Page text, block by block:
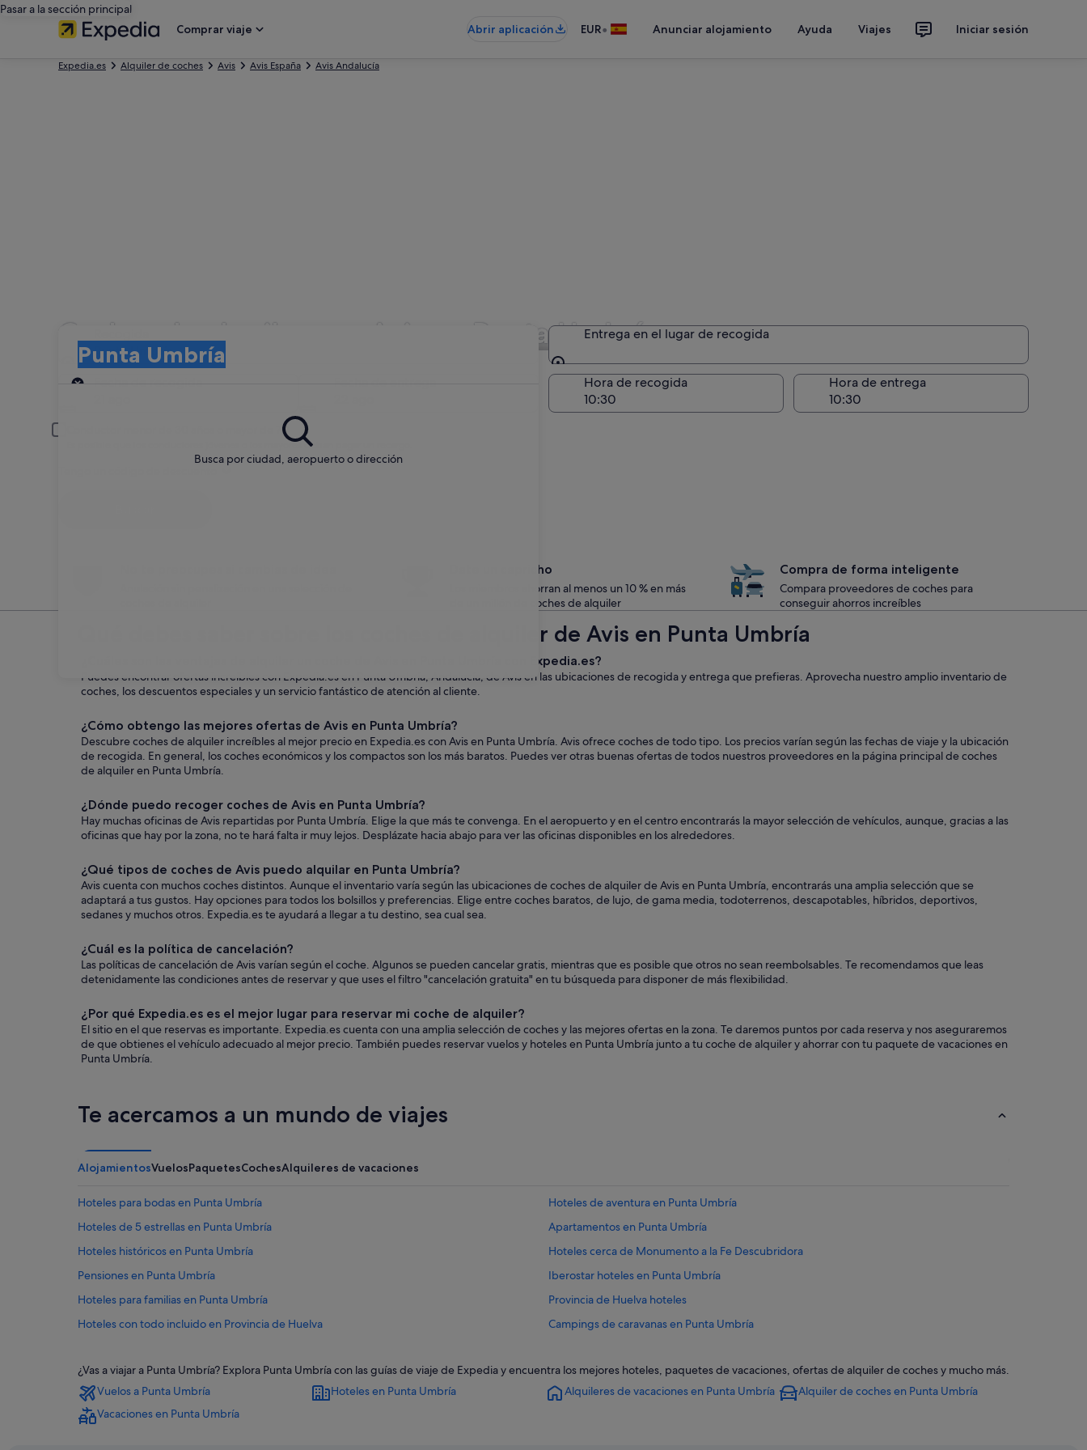
Pasar a la sección principal
Comprar viaje
Abrir aplicación EUR• Anunciar alojamiento Ayuda Viajes Iniciar sesión
Expedia.es Alquiler de coches Avis Avis España Avis Andalucía
Coches de alquiler con Avis en Punta Umbría
Busca por ciudad, aeropuerto o dirección
Punta Umbría
Recogida
Entrega en el lugar de recogida
Entrega en el lugar de recogida
Hora de recogida Hora de entrega
Conductor menor de 30 años o mayor de 70
Es posible que los conductores jóvenes o los mayores deban pagar un recargo.
Date un capricho
Los miembros ahorran al menos un 10 % en más
de un millón de coches de alquiler
Compra de forma inteligente
Compara proveedores de coches para
conseguir ahorros increíbles
Qué debes saber sobre los coches de alquiler de Avis en Punta Umbría
¿Cuáles son las ventajas de alquilar un coche de Avis en Punta Umbría con Expedia.es?
Puedes encontrar ofertas increíbles con Expedia.es en Punta Umbría, Andalucía, de Avis en las ubicaciones de recogida y entrega que prefieras. Aprovecha nuestro amplio inventario de
coches, los descuentos especiales y un servicio fantástico de atención al cliente.
¿Cómo obtengo las mejores ofertas de Avis en Punta Umbría?
Descubre coches de alquiler increíbles al mejor precio en Expedia.es con Avis en Punta Umbría. Avis ofrece coches de todo tipo. Los precios varían según las fechas de viaje y la ubicación
de recogida. En general, los coches económicos y los compactos son los más baratos. Puedes ver otras buenas ofertas de todos nuestros proveedores en la página principal de coches
de alquiler en Punta Umbría.
¿Dónde puedo recoger coches de Avis en Punta Umbría?
Hay muchas oficinas de Avis repartidas por Punta Umbría. Elige la que más te convenga. En el aeropuerto y en el centro encontrarás la mayor selección de vehículos, aunque, gracias a las
oficinas que hay por la zona, no te hará falta ir muy lejos. Desplázate hacia abajo para ver las oficinas disponibles en los alrededores.
¿Qué tipos de coches de Avis puedo alquilar en Punta Umbría?
Avis cuenta con muchos coches distintos. Aunque el inventario varía según las ubicaciones de coches de alquiler de Avis en Punta Umbría, encontrarás una amplia selección que se
adaptará a tus gustos. Hay opciones para todos los bolsillos y preferencias. Elige entre coches baratos, de lujo, de gama media, todoterrenos, descapotables, híbridos, deportivos,
sedanes y muchos otros. Expedia.es te ayudará a llegar a tu destino, sea cual sea.
¿Cuál es la política de cancelación?
Las políticas de cancelación de Avis varían según el coche. Algunos se pueden cancelar gratis, mientras que es posible que otros no sean reembolsables. Te recomendamos que leas
detenidamente las condiciones antes de reservar y que uses el filtro "cancelación gratuita" en tu búsqueda para disponer de más flexibilidad.
¿Por qué Expedia.es es el mejor lugar para reservar mi coche de alquiler?
El sitio en el que reservas es importante. Expedia.es cuenta con una amplia selección de coches y las mejores ofertas en la zona. Te daremos puntos por cada reserva y nos aseguraremos
de que obtienes el vehículo adecuado al mejor precio. También puedes reservar vuelos y hoteles en Punta Umbría junto a tu coche de alquiler y ahorrar con tu paquete de vacaciones en
Punta Umbría.
Te acercamos a un mundo de viajes
AlojamientosVuelosPaquetesCochesAlquileres de vacaciones
Hoteles para bodas en Punta Umbría
Hoteles de aventura en Punta Umbría
Hoteles de 5 estrellas en Punta Umbría
Apartamentos en Punta Umbría
Hoteles históricos en Punta Umbría
Hoteles cerca de Monumento a la Fe Descubridora
Pensiones en Punta Umbría
Iberostar hoteles en Punta Umbría
Hoteles para familias en Punta Umbría
Provincia de Huelva hoteles
Hoteles con todo incluido en Provincia de Huelva
Campings de caravanas en Punta Umbría
Casas barco en Punta Umbría
Hoteles baratos en Punta Umbría
Inturjoven hoteles en Punta Umbría
Hoteles en la playa en Punta Umbría
Apartoteles en Punta Umbría
¿Vas a viajar a Punta Umbría? Explora Punta Umbría con las guías de viaje de Expedia y encuentra los mejores hoteles, paquetes de vacaciones, ofertas de alquiler de coches y mucho más.
Vuelos a Punta Umbría
Hoteles en Punta Umbría Alquileres de vacaciones en Punta Umbría
Alquiler de coches en Punta Umbría
Vacaciones en Punta Umbría